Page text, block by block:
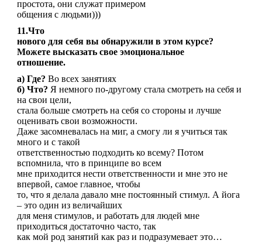
простота, они служат примером
общения с людьми)))
11.Что
нового для себя вы обнаружили в этом курсе?
Можете высказать свое эмоциональное
отношение.
а) Где? Во всех занятиях
б) Что? Я немного по-другому стала смотреть на себя и
на свои цели,
стала больше смотреть на себя со стороны и лучше
оценивать свои возможности.
Даже засомневалась на миг, а смогу ли я учиться так
много и с такой
ответственностью подходить ко всему? Потом
вспомнила, что в принципе во всем
мне приходится нести ответственности и мне это не
впервой, самое главное, чтобы
то, что я делала давало мне постоянный стимул. А йога
– это один из величайших
для меня стимулов, и работать для людей мне
приходиться достаточно часто, так
как мой род занятий как раз и подразумевает это…